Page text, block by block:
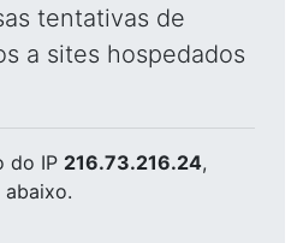
tentativas de
a sites hospedados
do IP 216.73.216.24,